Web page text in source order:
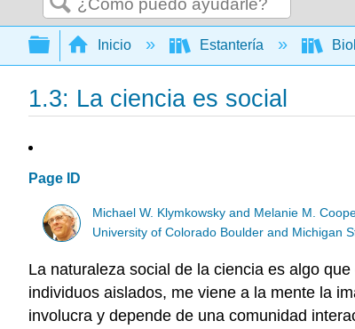
Buscar
Expandir/contraer jerarquía
Inicio Estantería
1.3: La ciencia es social
Page ID
Michael W. Klymkowsky and Melanie M.
University of Colorado Boulder and Michigan
La naturaleza social de la ciencia es algo
individuos aislados, me viene a la mente la
involucra y depende de una comunidad